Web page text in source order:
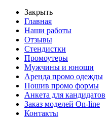
Закрыть
Главная
Наши работы
Отзывы
Стендистки
Промоутеры
Мужчины и юноши
Аренда промо одежды
Пошив промо формы
Анкета для кандидатов
Заказ моделей On-line
Контакты